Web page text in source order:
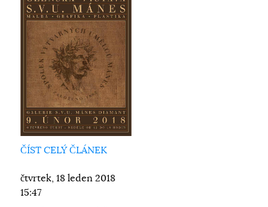
ČÍST CELÝ ČLÁNEK
čtvrtek, 18 leden 2018
15:47